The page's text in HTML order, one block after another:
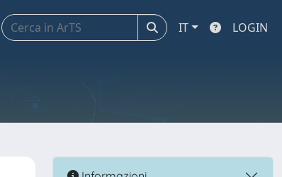
IT LOGIN